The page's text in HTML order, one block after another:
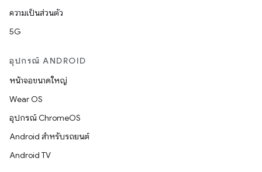
ความเป็นส่วนตัว
5G
อุปกรณ์ ANDROID
หน้าจอขนาดใหญ่
Wear OS
อุปกรณ์ ChromeOS
Android สำหรับรถยนต์
Android TV